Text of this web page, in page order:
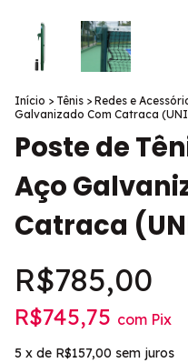
Início > Tênis > Redes e
Galvanizado Com Catraca
Poste de
Aço
Catraca
R$785,00
R$745,75 com Pix
5 x de R$157,00 sem juros